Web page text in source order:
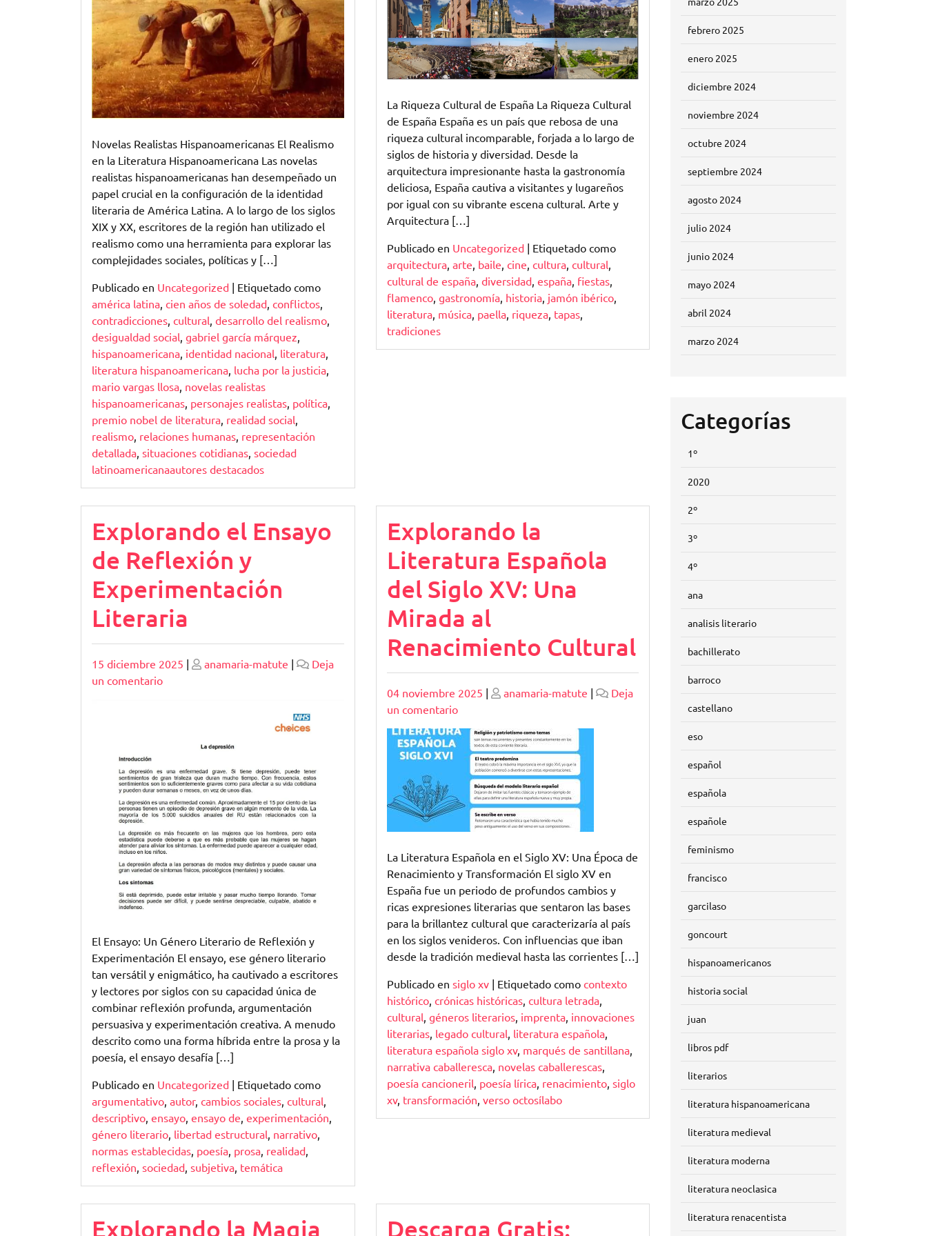
Novelas
Realistas
Hispanoamericanas
Novelas Realistas Hispanoamericanas El Realismo
en la Literatura Hispanoamericana Las novelas
realistas hispanoamericanas han desempeñado un
papel crucial en la configuración de la identidad
literaria de América Latina. A lo largo de los siglos
XIX y XX, escritores de la región han utilizado el
realismo como una herramienta para explorar las
complejidades sociales, políticas y […]
Publicado en Uncategorized | Etiquetado como
américa latina, cien años de soledad, conflictos,
contradicciones, cultural, desarrollo del realismo,
desigualdad social, gabriel garcía márquez,
hispanoamericana, identidad nacional, literatura,
literatura hispanoamericana, lucha por la justicia,
mario vargas llosa, novelas realistas
hispanoamericanas, personajes realistas, política,
premio nobel de literatura, realidad social,
realismo, relaciones humanas, representación
detallada, situaciones cotidianas, sociedad
latinoamericanaautores destacados
La Riqueza Cultural de España La Riqueza Cultural
de España España es un país que rebosa de una
riqueza cultural incomparable, forjada a lo largo de
siglos de historia y diversidad. Desde la
arquitectura impresionante hasta la gastronomía
deliciosa, España cautiva a visitantes y lugareños
por igual con su vibrante escena cultural. Arte y
Arquitectura […]
Publicado en Uncategorized| Etiquetado como
arquitectura, arte, baile, cine, cultura, cultural,
cultural de españa, diversidad, españa, fiestas,
flamenco, gastronomía, historia, jamón ibérico,
literatura, música, paella, riqueza, tapas,
tradiciones
Explorando el Ensayo
de Reflexión y
Experimentación
Literaria
Publicado
15 diciembre 2025 | Publicado
anamaria-matute |
Deja
un comentarioen
y
Experimentación
Literaria
El Ensayo: Un Género Literario de Reflexión y
Experimentación El ensayo, ese género literario
tan versátil y enigmático, ha cautivado a escritores
y lectores por siglos con su capacidad única de
combinar reflexión profunda, argumentación
persuasiva y experimentación creativa. A menudo
descrito como una forma híbrida entre la prosa y la
poesía, el ensayo desafía […]
Publicado en Uncategorized | Etiquetado como
argumentativo autor, cambios sociales cultural
descriptivo ensayo ensayo de experimentación
género literario libertad estructural narrativo
normas establecidas poesía prosa realidad
reflexión sociedad subjetiva temática
Explorando la
Literatura Española
del Siglo XV: Una
Mirada al
Renacimiento Cultural
Publicado
04 noviembre 2025 | Publicado
anamaria-matute |
Deja
un comentarioen
Explorando
la
Literatura
Española
Siglo
Mirada
al
Renacimiento
Cultural
La Literatura Española en el Siglo XV: Una Época de
Renacimiento y Transformación El siglo XV en
España fue un periodo de profundos cambios y
ricas expresiones literarias que sentaron las bases
para la brillantez cultural que caracterizaría al país
en los siglos venideros. Con influencias que iban
desde la tradición medieval hasta las corrientes […]
Publicado en siglo xv| Etiquetado como contexto
histórico, crónicas históricas, cultura letrada,
cultural, géneros literarios, imprenta, innovaciones
literarias, legado cultural, literatura española,
literatura española siglo xv, marqués de santillana,
narrativa caballeresca, novelas caballerescas,
poesía cancioneril, poesía lírica, renacimiento, siglo
xv, transformación, verso octosílabo
Explorando la Magia Descarga Gratis:
febrero 2025
enero 2025
diciembre 2024
noviembre 2024
octubre 2024
septiembre 2024
agosto 2024
julio 2024
junio 2024
mayo 2024
abril 2024
marzo 2024
Categorías
1º
2020
2º
3º
4º
ana
analisis literario
bachillerato
barroco
castellano
eso
español
española
españole
feminismo
francisco
garcilaso
goncourt
hispanoamericanos
historia social
juan
libros pdf
literarios
literatura hispanoamericana
literatura medieval
literatura moderna
literatura neoclasica
literatura renacentista